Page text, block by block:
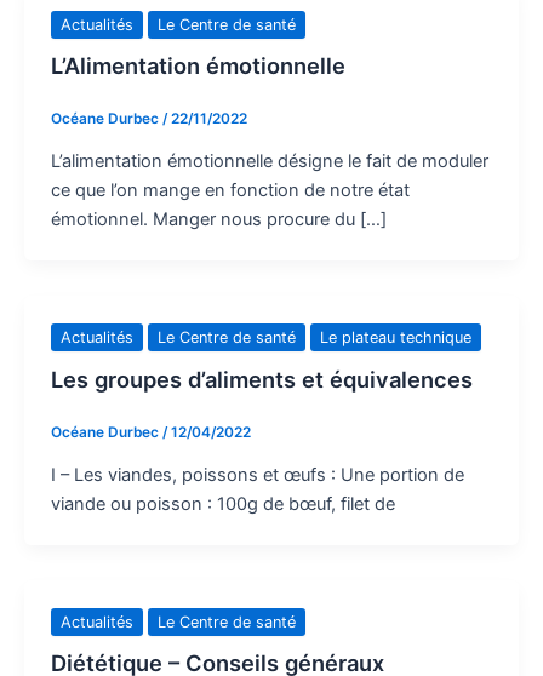
Actualités Le Centre de santé
L’Alimentation émotionnelle
Océane Durbec /22/11/2022
L’alimentation émotionnelle désigne le fait de moduler
ce que l’on mange en fonction de notre état
émotionnel. Manger nous procure du […]
Actualités Le Centre de santé Le plateau technique
Les groupes d’aliments et équivalences
Océane Durbec /12/04/2022
I – Les viandes, poissons et œufs : Une portion de
viande ou poisson : 100g de bœuf, filet de
Actualités Le Centre de santé
Diététique – Conseils généraux